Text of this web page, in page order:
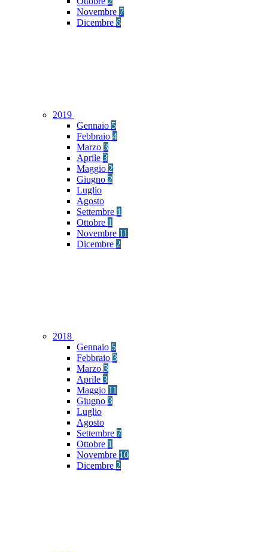
Novembre 7
Dicembre 6
2019
Gennaio 5
Febbraio 4
Marzo 3
Aprile 3
Maggio 2
Giugno 2
Luglio
Agosto
Settembre 1
Ottobre 1
Novembre 11
Dicembre 2
2018
Gennaio 5
Febbraio 3
Marzo 3
Aprile 3
Maggio 11
Giugno 3
Luglio
Agosto
Settembre 7
Ottobre 1
Novembre 10
Dicembre 2